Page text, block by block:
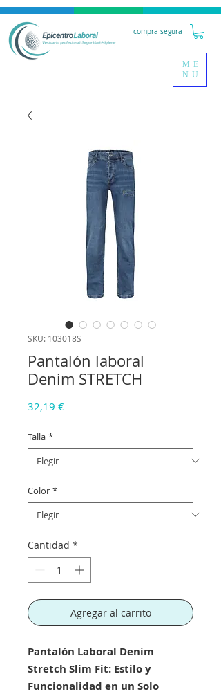
compra segura
ME
NU
SKU: 103018S
Pantalón laboral
Denim STRETCH
32,19 €Precio
Talla *
Color *
Cantidad *
Agregar al carrito
Pantalón Laboral Denim
Stretch Slim Fit: Estilo y
Funcionalidad en un Solo